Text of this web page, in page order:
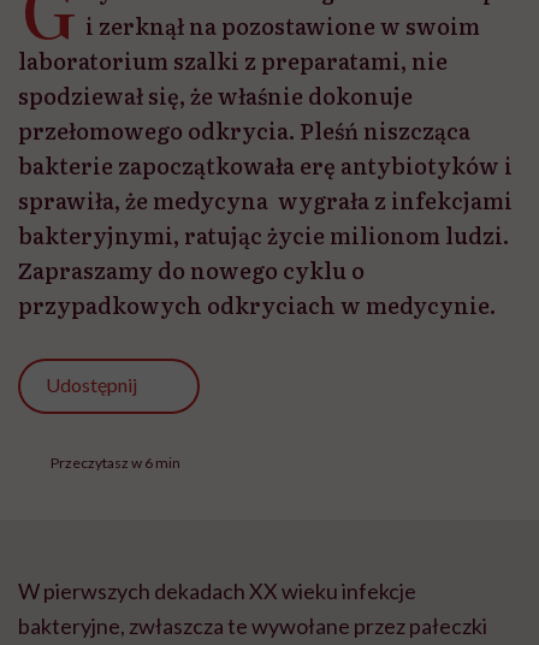
i zerknął na pozostawione w swoim
laboratorium szalki z preparatami, nie
spodziewał się, że właśnie dokonuje
przełomowego odkrycia. Pleśń niszcząca
bakterie zapoczątkowała erę antybiotyków i
sprawiła, że medycyna wygrała z infekcjami
bakteryjnymi, ratując życie milionom ludzi.
Zapraszamy do nowego cyklu o
przypadkowych odkryciach w medycynie.
Udostępnij
Przeczytasz w 6 min
W pierwszych dekadach XX wieku infekcje
bakteryjne, zwłaszcza te wywołane przez pałeczki